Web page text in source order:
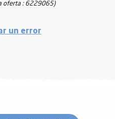
oferta : 6229065)
un error